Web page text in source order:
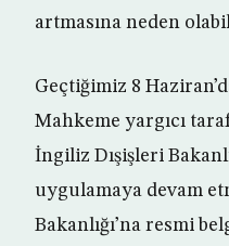
artmasına neden
Geçtiğimiz 8
Mahkeme yargıcı
İngiliz Dışişleri
uygulamaya devam
Bakanlığı’na resmi